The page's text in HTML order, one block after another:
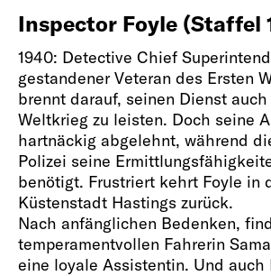
Inspector Foyle (Staffel
1940: Detective Chief
gestandener Veteran des Ersten
brennt darauf, seinen Dienst
Weltkrieg zu leisten. Doch seine
hartnäckig abgelehnt, während
Polizei seine
benötigt. Frustriert kehrt Foyle in
Küstenstadt Hastings zurück.
Nach anfänglichen Bedenken,
temperamentvollen Fahrerin
eine loyale Assistentin. Und auch